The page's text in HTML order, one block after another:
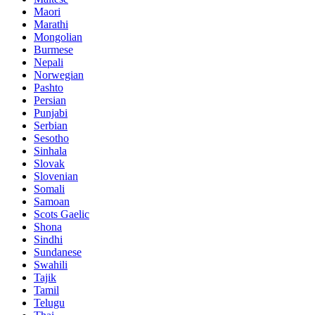
Maori
Marathi
Mongolian
Burmese
Nepali
Norwegian
Pashto
Persian
Punjabi
Serbian
Sesotho
Sinhala
Slovak
Slovenian
Somali
Samoan
Scots Gaelic
Shona
Sindhi
Sundanese
Swahili
Tajik
Tamil
Telugu